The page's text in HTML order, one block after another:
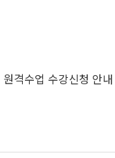
격수업 수강신청 안